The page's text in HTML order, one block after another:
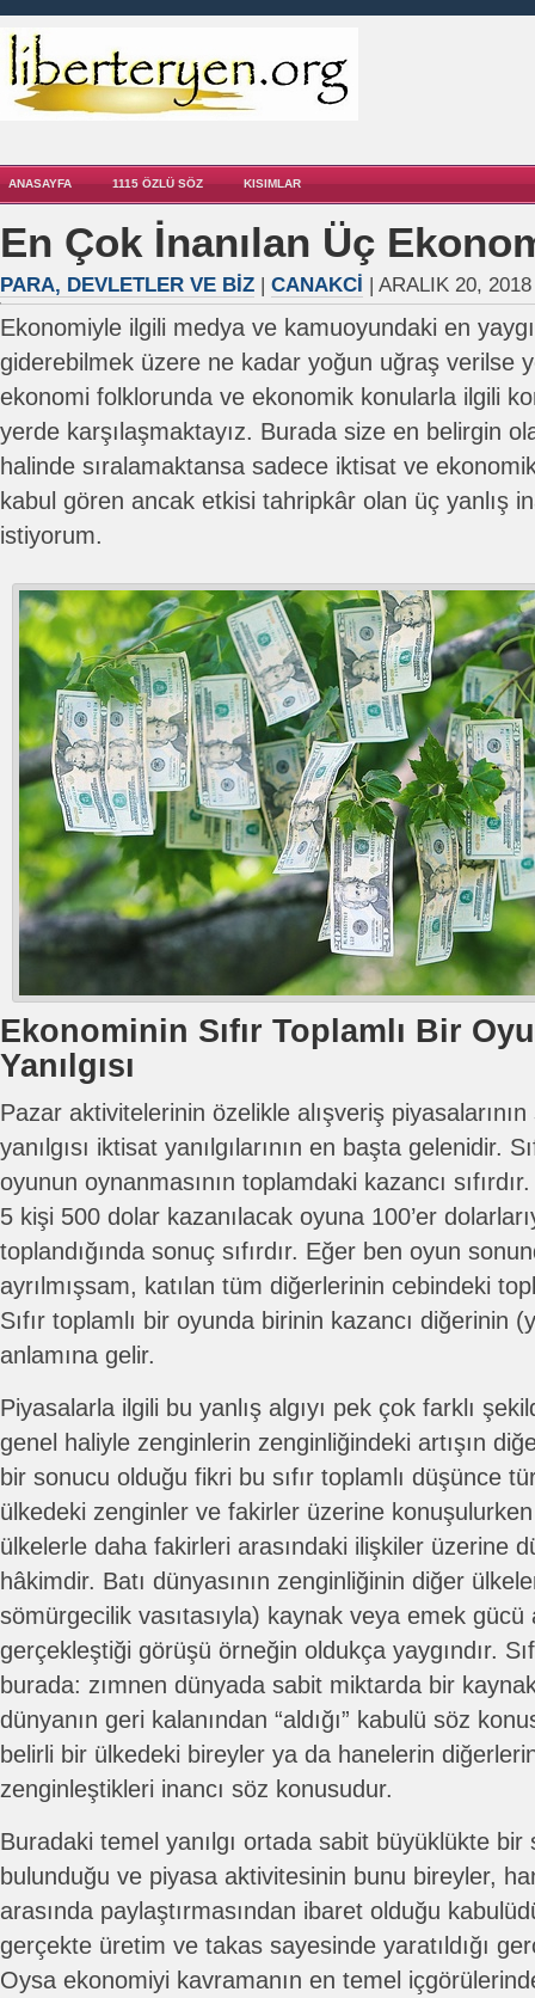
ANASAYFA 1115 ÖZLÜ SÖZ KISIMLAR
En Çok İnanılan Üç
PARA, DEVLETLER VE BIZ | CANAKCI | ARALIK 20,
Ekonomiyle ilgili medya ve kamuoyundaki en
giderebilmek üzere ne kadar yoğun uğraş verilse
ekonomi folklorunda ve ekonomik konularla ilgili
yerde karşılaşmaktayız. Burada size en belirgin
halinde sıralamaktansa sadece iktisat ve
kabul gören ancak etkisi tahripkâr olan üç yanlış
istiyorum.
Ekonominin Sıfır Toplamlı Bir
Yanılgısı
Pazar aktivitelerinin özelikle alışveriş piyasalarının
yanılgısı iktisat yanılgılarının en başta gelenidir.
oyunun oynanmasının toplamdaki kazancı
5 kişi 500 dolar kazanılacak oyuna 100’er
toplandığında sonuç sıfırdır. Eğer ben oyun
ayrılmışsam, katılan tüm diğerlerinin cebindeki
Sıfır toplamlı bir oyunda birinin kazancı diğerinin
anlamına gelir.
Piyasalarla ilgili bu yanlış algıyı pek çok farklı
genel haliyle zenginlerin zenginliğindeki artışın
bir sonucu olduğu fikri bu sıfır toplamlı düşünce
ülkedeki zenginler ve fakirler üzerine
ülkelerle daha fakirleri arasındaki ilişkiler üzerine
hâkimdir. Batı dünyasının zenginliğinin diğer
sömürgecilik vasıtasıyla) kaynak veya emek gücü
gerçekleştiği görüşü örneğin oldukça yaygındır.
burada: zımnen dünyada sabit miktarda bir
dünyanın geri kalanından “aldığı” kabulü söz
belirli bir ülkedeki bireyler ya da hanelerin
zenginleştikleri inancı söz konusudur.
Buradaki temel yanılgı ortada sabit büyüklükte bir
bulunduğu ve piyasa aktivitesinin bunu bireyler,
arasında paylaştırmasından ibaret olduğu
gerçekte üretim ve takas sayesinde yaratıldığı
Oysa ekonomiyi kavramanın en temel